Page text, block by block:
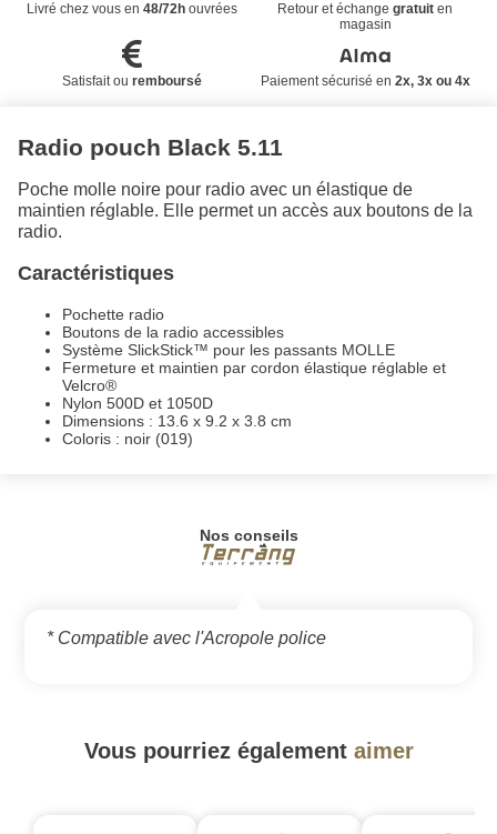
Livré chez vous en 48/72houvrées Retour et échangegratuit en
magasin
Satisfait ou remboursé Paiement sécurisé en 2x, 3x ou 4x
Radio pouch Black 5.11
Poche molle noire pour radio avec un élastique de
maintien réglable. Elle permet un accès aux boutons de la
radio.
Caractéristiques
Pochette radio
Boutons de la radio accessibles
Système SlickStick™ pour les passants MOLLE
Fermeture et maintien par cordon élastique réglable et
Velcro®
Nylon 500D et 1050D
Dimensions : 13.6 x 9.2 x 3.8 cm
Coloris : noir (019)
Nos conseils
* Compatible avec l'Acropole police
Vous pourriez également aimer